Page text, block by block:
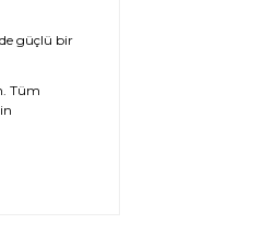
güçlü bir
Tüm